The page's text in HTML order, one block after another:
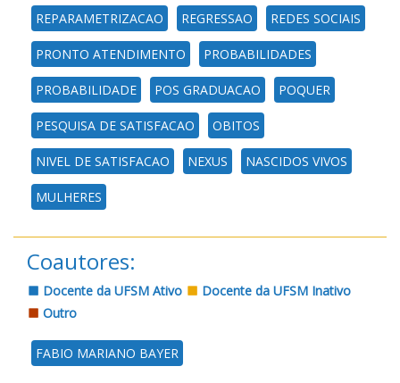
REPARAMETRIZACAO REGRESSAO REDES SOCIAIS
PRONTO ATENDIMENTO PROBABILIDADES
PROBABILIDADE POS GRADUACAO POQUER
PESQUISA DE SATISFACAO OBITOS
NIVEL DE SATISFACAO NEXUS NASCIDOS VIVOS
MULHERES
Coautores:
Docente da UFSM Ativo
Docente da UFSM Inativo
Outro
FABIO MARIANO BAYER